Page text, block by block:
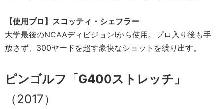
【使用プロ】スコッティ・シェフラー
大学最後のNCAAディビジョンIから使用。プロ入り後も手
放さず、300ヤードを超す豪快なショットを繰り出す。
ピンゴルフ「G400ストレッチ」
（2017）